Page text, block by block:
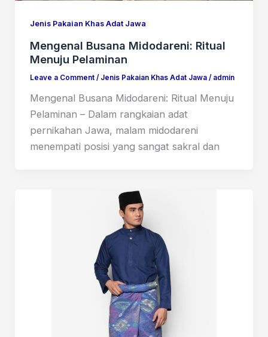
Jenis Pakaian Khas Adat Jawa
Mengenal Busana Midodareni: Ritual
Menuju Pelaminan
Leave a Comment / Jenis Pakaian Khas Adat Jawa/ admin
Mengenal Busana Midodareni: Ritual Menuju
Pelaminan – Dalam rangkaian adat
pernikahan Jawa, malam midodareni
menempati posisi yang sangat sakral dan